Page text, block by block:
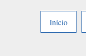
Início